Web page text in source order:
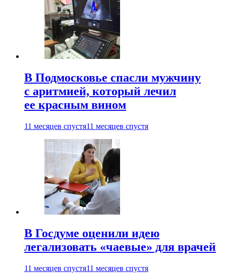
В Подмосковье спасли мужчину
с аритмией, который лечил
ее красным вином
11 месяцев спустя11 месяцев спустя
В Госдуме оценили идею
легализовать «чаевые» для врачей
11 месяцев спустя11 месяцев спустя